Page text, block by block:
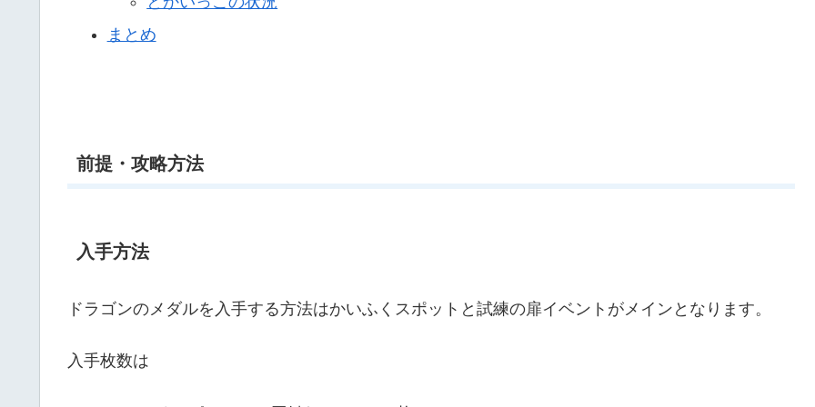
まとめ
前提・攻略方法
入手方法
ドラゴンのメダルを入手する方法はかいふくスポットと試練の扉イベントがメインとなります。
入手枚数は